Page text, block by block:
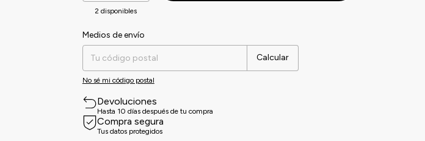
2 disponibles
Entregas para el CP:
Medios de envío
Calcular
No sé mi código postal
Devoluciones
Hasta 10 días después de tu compra
Compra segura
Tus datos protegidos